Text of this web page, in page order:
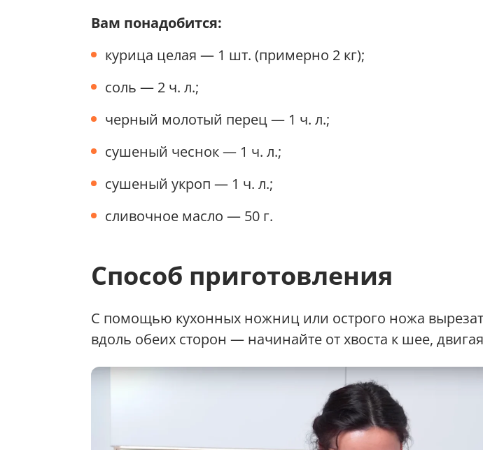
Вам понадобится:
курица целая — 1 шт. (примерно 2 кг);
соль — 2 ч. л.;
черный молотый перец — 1 ч. л.;
сушеный чеснок — 1 ч. л.;
сушеный укроп — 1 ч. л.;
сливочное масло — 50 г.
Способ приготовления
С помощью кухонных ножниц или острого ножа
вдоль обеих сторон — начинайте от хвоста к шее,